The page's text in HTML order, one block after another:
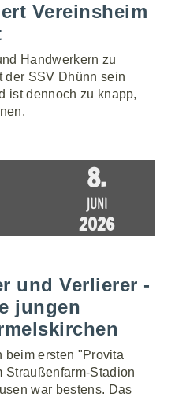
Vereinsheim
Handwerkern zu
der SSV Dhünn sein
ist dennoch zu knapp,
8.
JUNI
2026
und Verlierer -
jungen
beim ersten "Provita
Straußenfarm-Stadion
war bestens. Das